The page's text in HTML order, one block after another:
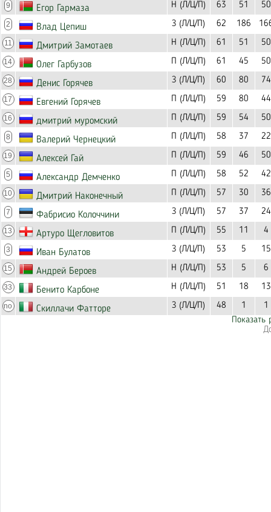
9 Егор Гармаза Н (Л/Ц/П) 63 51 50
2 Влад Цепиш З (Л/Ц/П) 62 186
11 Дмитрий Замотаев Н (Л/Ц/П) 61 51 50
14 Олег Гарбузов П (Л/Ц/П) 61 45 50
28 Денис Горячев З (Л/Ц/П) 60 80 74
17 Евгений Горячев П (Л/Ц/П) 59 80 44
16 дмитрий муромский П (Л/Ц/П) 59 54 50
8 Валерий Чернецкий П (Л/Ц/П) 58 37 22
19 Алексей Гай П (Л/Ц/П) 59 46 50
5 Александр Демченко П (Л/Ц/П) 58 52 42
10 Дмитрий Наконечный П (Л/Ц/П) 57 30 36
7 Фабрисио Колоччини З (Л/Ц/П) 57 37 24
13 Артуро Щегловитов П (Л/Ц/П) 55 11 4
3 Иван Булатов З (Л/Ц/П) 53 5 15
15 Андрей Бероев Н (Л/Ц/П) 53 5 6
33 Бенито Карбоне Н (Л/Ц/П) 51 18 13
no Скиллачи Фатторе З (Л/Ц/П) 48 1
1
Показать